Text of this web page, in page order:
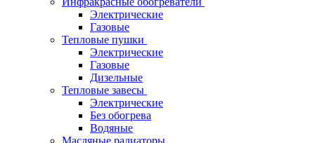
Электрические
Газовые
Тепловые пушки
Электрические
Газовые
Дизельные
Тепловые завесы
Электрические
Без обогрева
Водяные
Масляные радиаторы